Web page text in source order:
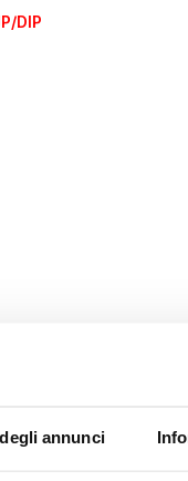
annunci
DIP